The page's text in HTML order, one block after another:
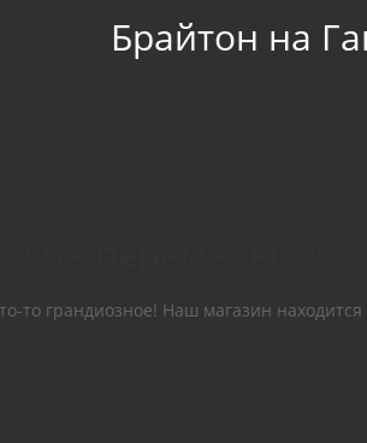
Брайтон на
то грандиозное! Наш магазин находится